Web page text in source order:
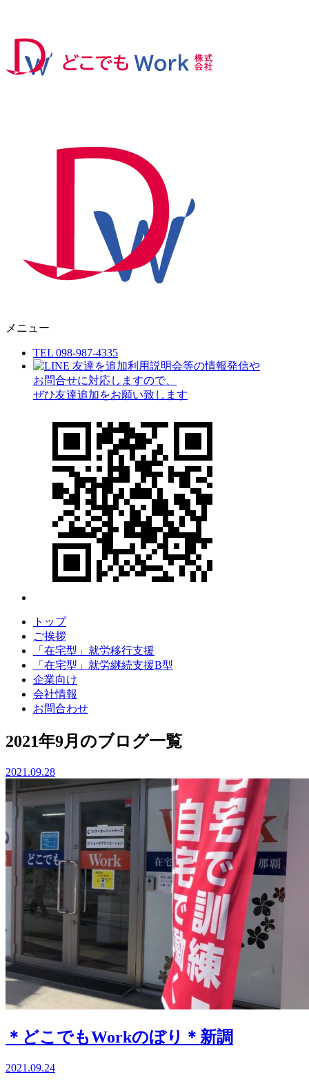
メニュー
TEL 098-987-4335
利用説明会等の情報発信や
お問合せに対応しますので、
ぜひ友達追加をお願い致します
トップ
ご挨拶
「在宅型」就労移行支援
「在宅型」就労継続支援B型
企業向け
会社情報
お問合わせ
2021年9月のブログ一覧
2021.09.28
＊どこでもWorkのぼり＊新調
2021.09.24